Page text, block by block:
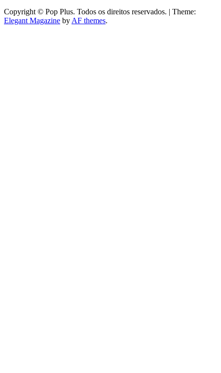
Copyright © Pop Plus. Todos os direitos reservados. | Theme:
Elegant Magazine by AF themes.